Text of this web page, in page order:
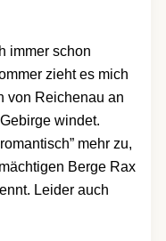
immer schon
zieht es mich
von Reichenau an
windet.
mehr zu,
Berge Rax
Leider auch